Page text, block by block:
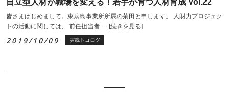
自立型人材が職場を変える！若手が育つ人材育成 Vol.22
皆さまはじめまして。東扇島事業所所属の菊田と申します。 人財力プロジェク
トの活動に関しては、 前任担当者 … [続きを見る]
2019/10/09 実践トコログ